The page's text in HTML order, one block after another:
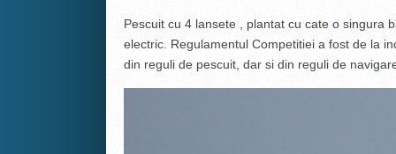
Pescuit cu 4 lansete , plantat cu cate o singura
electric. Regulamentul Competitiei a fost de la
din reguli de pescuit, dar si din reguli de